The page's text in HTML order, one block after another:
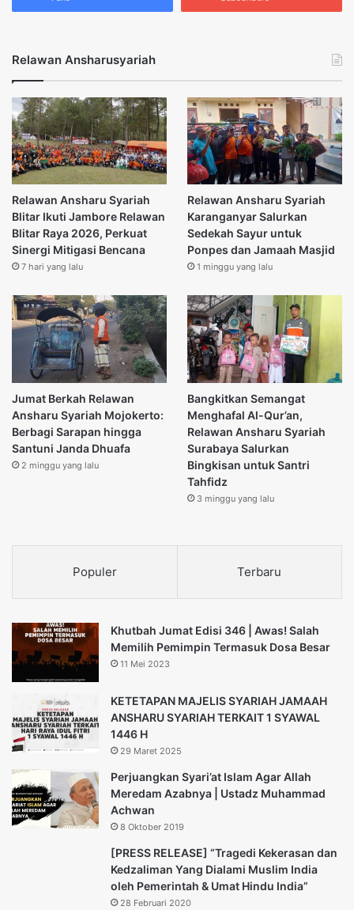
Relawan Ansharusyariah
Relawan Ansharu Syariah
Blitar Ikuti Jambore Relawan
Blitar Raya 2026, Perkuat
Sinergi Mitigasi Bencana
7 hari yang lalu
Relawan Ansharu Syariah
Karanganyar Salurkan
Sedekah Sayur untuk
Ponpes dan Jamaah Masjid
1 minggu yang lalu
Jumat Berkah Relawan
Ansharu Syariah Mojokerto:
Berbagi Sarapan hingga
Santuni Janda Dhuafa
2 minggu yang lalu
Bangkitkan Semangat
Menghafal Al-Qur’an,
Relawan Ansharu Syariah
Surabaya Salurkan
Bingkisan untuk Santri
Tahfidz
3 minggu yang lalu
Populer Terbaru
Khutbah Jumat Edisi 346 | Awas! Salah
Memilih Pemimpin Termasuk Dosa Besar
11 Mei 2023
KETETAPAN MAJELIS SYARIAH JAMAAH
ANSHARU SYARIAH TERKAIT 1 SYAWAL
1446 H
29 Maret 2025
Perjuangkan Syari’at Islam Agar Allah
Meredam Azabnya | Ustadz Muhammad
Achwan
8 Oktober 2019
[PRESS RELEASE] “Tragedi Kekerasan dan
Kedzaliman Yang Dialami Muslim India
oleh Pemerintah & Umat Hindu India”
28 Februari 2020